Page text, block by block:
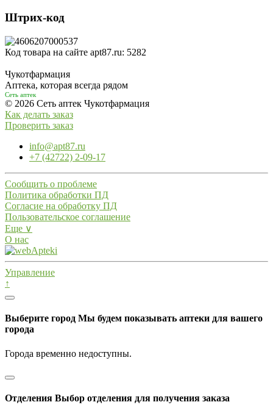
Штрих-код
Код товара на сайте apt87.ru: 5282
Чукотфармация
Аптека, которая всегда рядом
Сеть аптек
© 2026 Сеть аптек Чукотфармация
Как делать заказ
Проверить заказ
info@apt87.ru
+7 (42722) 2-09-17
Сообщить о проблеме
Политика обработки ПД
Согласие на обработку ПД
Пользовательское соглашение
Еще ∨
О нас
Управление
↑
Выберите город Мы будем показывать аптеки для вашего
города
Города временно недоступны.
Отделения Выбор отделения для получения заказа